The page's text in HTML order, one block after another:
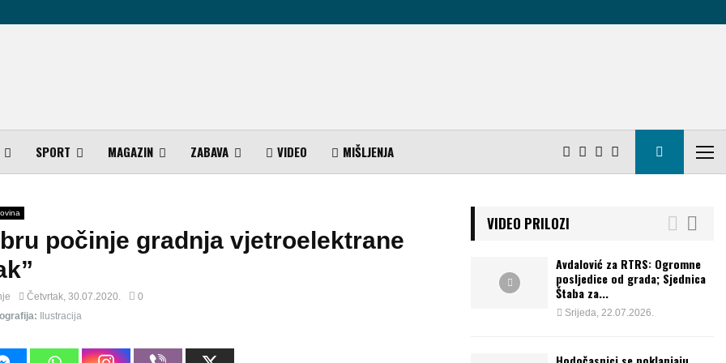
SPORT MAGAZIN ZABAVA VIDEO MIŠLJENJA
počinje gradnja vjetroelektrane
Četvrtak, 30.07.2020.
0
Ilustracija
VIDEO PRILOZI
Avdalović za RTRS: Ogromne
posljedice od grada; Sjednica
Štaba za...
Srijeda, 22.07.2026.